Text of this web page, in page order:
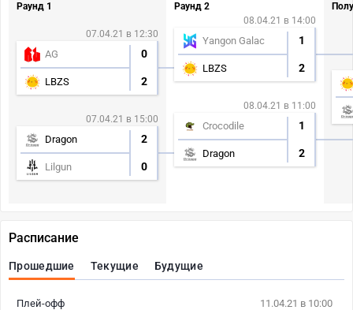
Раунд 1
07.04.21 в 12:30
AG 0
LBZS 2
07.04.21 в 15:00
Dragon 2
Lilgun 0
Раунд 2
08.04.21 в 14:00
Yangon Galac 1
LBZS 2
08.04.21 в 11:00
Crocodile 1
Dragon 2
Расписание
Прошедшие Текущие Будущие
11.04.21 в 10:00
Плей-офф